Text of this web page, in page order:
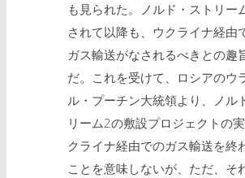
も見られた。ノルド・ストリー
されて以降も、ウクライナ経由
ガス輸送がなされるべきとの趣
だ。これを受けて、ロシアのウ
ル・プーチン大統領より、ノル
リーム2の敷設プロジェクトの
クライナ経由でのガス輸送を終
ことを意味しないが、ただ、そ